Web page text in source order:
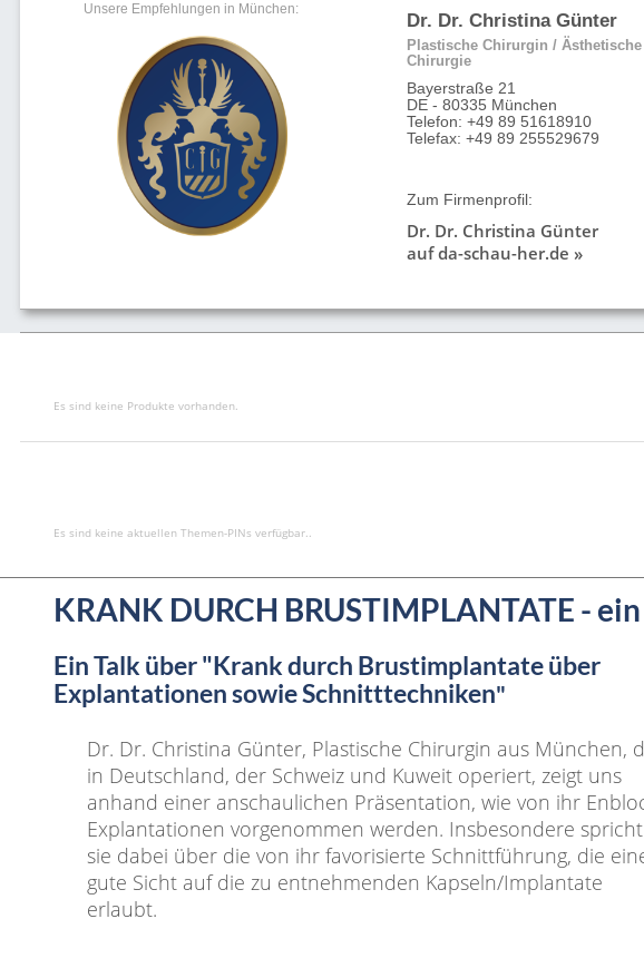
Unsere Empfehlungen in München:
Dr. Dr. Christina Günter
Plastische Chirurgin / Ästhetische
Chirurgie
Bayerstraße 21
DE - 80335 München
Telefon: +49 89 51618910
Telefax: +49 89 255529679
Zum Firmenprofil:
Dr. Dr. Christina Günter
auf da-schau-her.de »
Es sind keine Produkte vorhanden.
Es sind keine aktuellen Themen-PINs verfügbar..
KRANK DURCH BRUSTIMPLANTATE -
Ein Talk über "Krank durch Brustimplantate über
Explantationen sowie Schnitttechniken"
Dr. Dr. Christina Günter, Plastische Chirurgin aus München,
in Deutschland, der Schweiz und Kuweit operiert, zeigt uns
anhand einer anschaulichen Präsentation, wie von ihr
Explantationen vorgenommen werden. Insbesondere spricht
sie dabei über die von ihr favorisierte Schnittführung, die
gute Sicht auf die zu entnehmenden Kapseln/Implantate
erlaubt.